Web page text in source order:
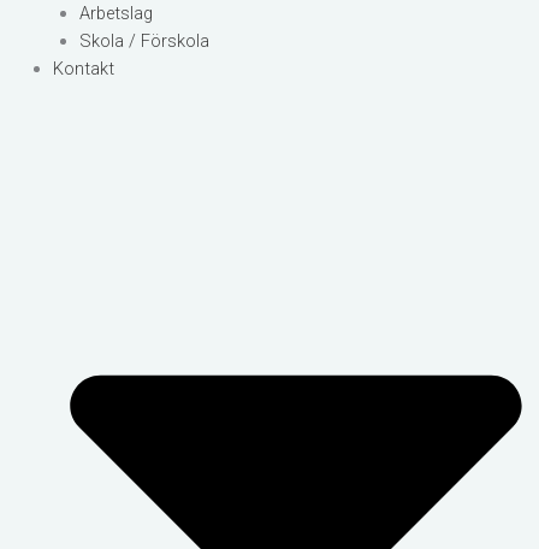
Arbetslag
Skola / Förskola
Kontakt